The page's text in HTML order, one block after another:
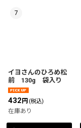
7
イヨさんのひろめ松
前 130g 袋入り
432 円 (税込)
在庫あり